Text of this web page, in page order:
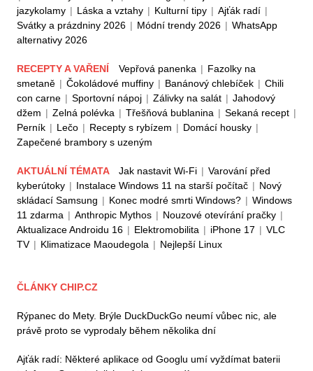
jazykolamy | Láska a vztahy | Kulturní tipy | Ajťák radí |
Svátky a prázdniny 2026 | Módní trendy 2026 | WhatsApp
alternativy 2026
RECEPTY A VAŘENÍ Vepřová panenka | Fazolky na
smetaně | Čokoládové muffiny | Banánový chlebíček | Chili
con carne | Sportovní nápoj | Zálivky na salát | Jahodový
džem | Zelná polévka | Třešňová bublanina | Sekaná recept |
Perník | Lečo | Recepty s rybízem | Domácí housky |
Zapečené brambory s uzeným
AKTUÁLNÍ TÉMATA Jak nastavit Wi-Fi | Varování před
kyberútoky | Instalace Windows 11 na starší počítač | Nový
skládací Samsung | Konec modré smrti Windows? | Windows
11 zdarma | Anthropic Mythos | Nouzové otevírání pračky |
Aktualizace Androidu 16 | Elektromobilita | iPhone 17 | VLC
TV | Klimatizace Maoudegola | Nejlepší Linux
ČLÁNKY CHIP.CZ
Rýpanec do Mety. Brýle DuckDuckGo neumí vůbec nic, ale
právě proto se vyprodaly během několika dní
Ajťák radí: Některé aplikace od Googlu umí vyždímat baterii